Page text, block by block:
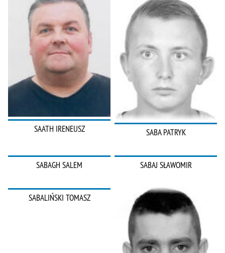
SAATH IRENEUSZ SABA PATRYK
SABAGH SALEM SABAJ SŁAWOMIR
SABALIŃSKI TOMASZ